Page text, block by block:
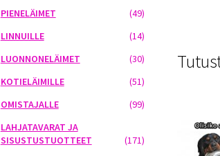
PIENELÄIMET
(49)
LINNUILLE
(14)
LUONNONELÄIMET
(30)
KOTIELÄIMILLE
(51)
OMISTAJALLE
(99)
LAHJATAVARAT JA
SISUSTUSTUOTTEET
(171)